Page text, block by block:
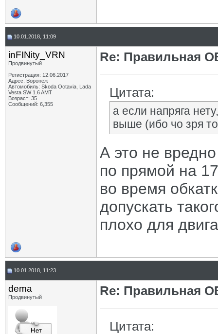
10.01.2018, 11:09
inFINity_VRN
Продвинутый
Регистрация: 12.06.2017
Адрес: Воронеж
Автомобиль: Skoda Octavia, Lada
Vesta SW 1.6 AMT
Возраст: 35
Сообщений: 6,355
Re: Правильная
Цитата:
а если напряга
выше (ибо чо зря
А это не
по прямой на
во время
допускать
плохо для
10.01.2018, 11:23
dema
Продвинутый Re: Правильная
Цитата: